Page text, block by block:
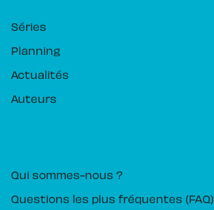
Séries
Planning
Actualités
Auteurs
Qui sommes-nous ?
Questions les plus fréquentes (FAQ)